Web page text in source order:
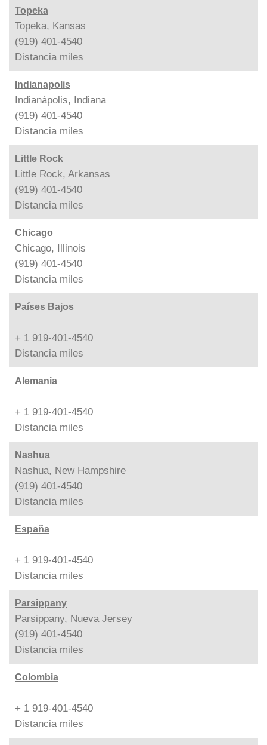
Topeka
Topeka, Kansas
(919) 401-4540
Distancia miles
Indianapolis
Indianápolis, Indiana
(919) 401-4540
Distancia miles
Little Rock
Little Rock, Arkansas
(919) 401-4540
Distancia miles
Chicago
Chicago, Illinois
(919) 401-4540
Distancia miles
Países Bajos
+ 1 919-401-4540
Distancia miles
Alemania
+ 1 919-401-4540
Distancia miles
Nashua
Nashua, New Hampshire
(919) 401-4540
Distancia miles
España
+ 1 919-401-4540
Distancia miles
Parsippany
Parsippany, Nueva Jersey
(919) 401-4540
Distancia miles
Colombia
+ 1 919-401-4540
Distancia miles